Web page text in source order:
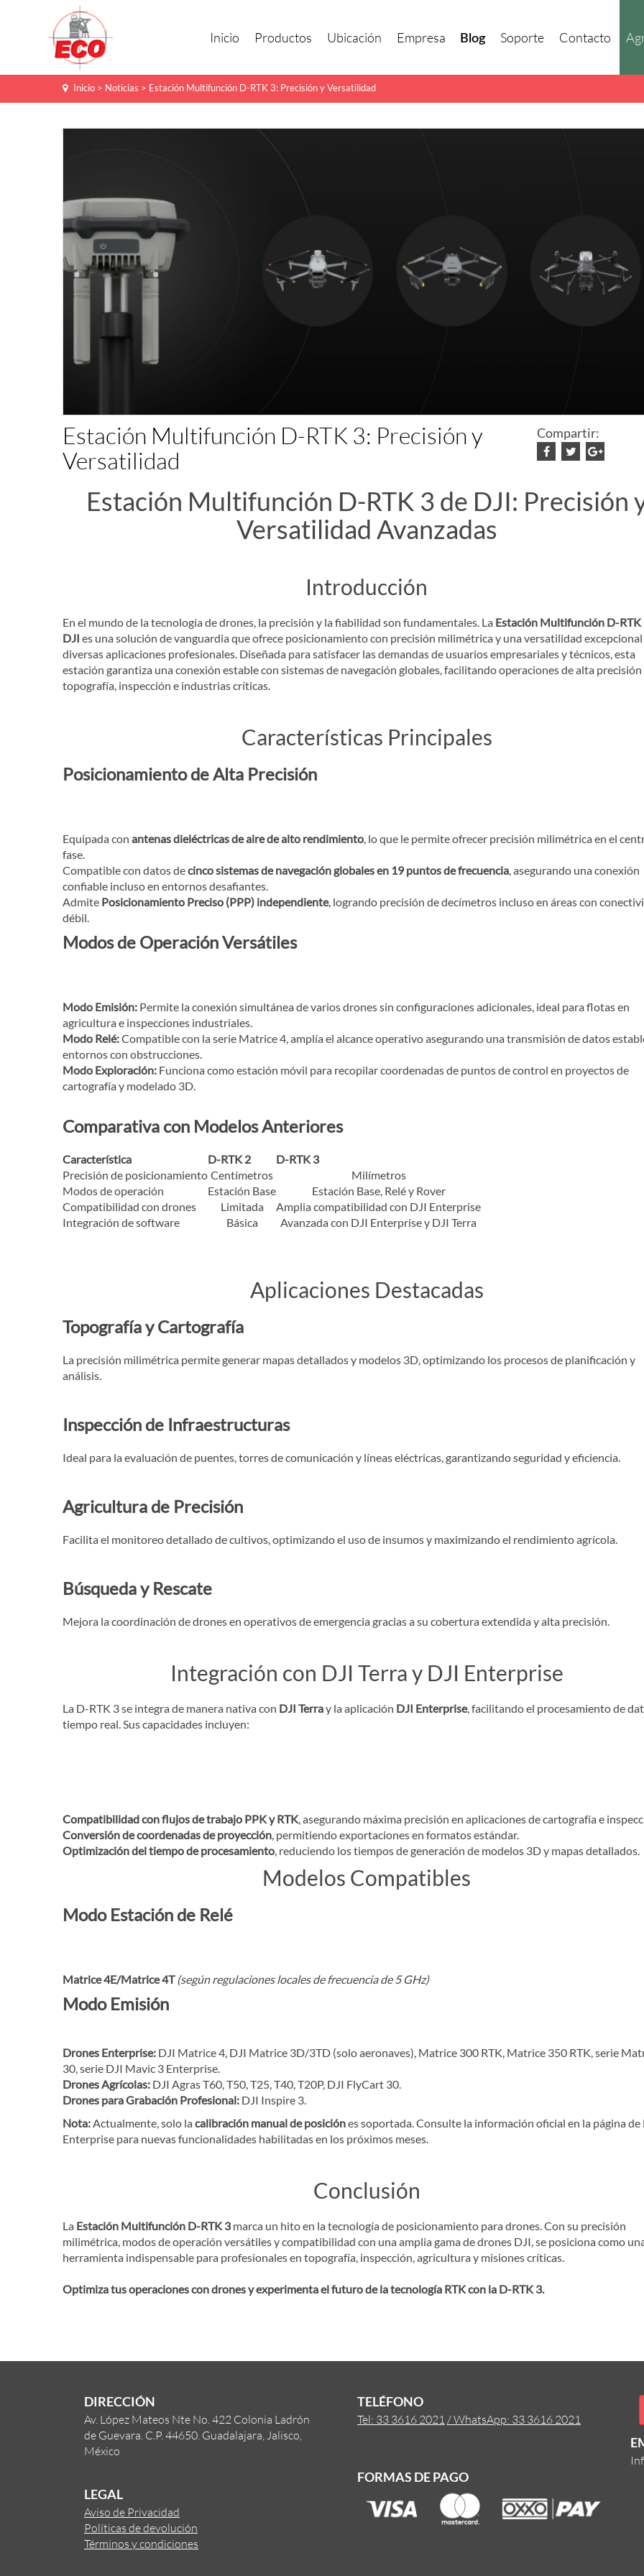
Inicio Productos Ubicación Empresa Blog Soporte Contacto
Inicio > Noticias > Estación Multifunción D-RTK 3: Precisión y Versatilidad
Estación Multifunción D-RTK 3: Precisión y
Versatilidad
Compartir:
Estación Multifunción D-RTK 3 de DJI: Precisión
Versatilidad Avanzadas
Introducción
En el mundo de la tecnología de drones, la precisión y la fiabilidad son fundamentales. La Estación Multifunción D-RTK
DJI es una solución de vanguardia que ofrece posicionamiento con precisión milimétrica y una versatilidad
diversas aplicaciones profesionales. Diseñada para satisfacer las demandas de usuarios empresariales y técnicos, esta
estación garantiza una conexión estable con sistemas de navegación globales, facilitando operaciones de alta precisión
topografía, inspección e industrias críticas.
Características Principales
Posicionamiento de Alta Precisión
Equipada con antenas dieléctricas de aire de alto rendimiento, lo que le permite ofrecer precisión milimétrica en el
fase.
Compatible con datos decinco sistemas de navegación globales en 19 puntos de frecuencia, asegurando una conexión
confiable incluso en entornos desafiantes.
Admite Posicionamiento Preciso (PPP) independiente, logrando precisión de decímetros incluso en áreas con
débil.
Modos de Operación Versátiles
Modo Emisión: Permite la conexión simultánea de varios drones sin configuraciones adicionales, ideal para flotas en
agricultura e inspecciones industriales.
Modo Relé:Compatible con la serie Matrice 4, amplía el alcance operativo asegurando una transmisión de datos
entornos con obstrucciones.
Modo Exploración: Funciona como estación móvil para recopilar coordenadas de puntos de control en proyectos de
cartografía y modelado 3D.
Comparativa con Modelos Anteriores
Característica D-RTK 2
D-RTK 3
Precisión de posicionamiento Centímetros
Milímetros
Modos de operación
Estación Base
Estación Base, Relé y Rover
Compatibilidad con drones
Limitada
Amplia compatibilidad con DJI Enterprise
Integración de software
Básica Avanzada con DJI Enterprise y DJI Terra
Aplicaciones Destacadas
Topografía y Cartografía
La precisión milimétrica permite generar mapas detallados y modelos 3D, optimizando los procesos de planificación y
análisis.
Inspección de Infraestructuras
Ideal para la evaluación de puentes, torres de comunicación y líneas eléctricas, garantizando seguridad y eficiencia.
Agricultura de Precisión
Facilita el monitoreo detallado de cultivos, optimizando el uso de insumos y maximizando el rendimiento agrícola.
Búsqueda y Rescate
Mejora la coordinación de drones en operativos de emergencia gracias a su cobertura extendida y alta precisión.
Integración con DJI Terra y DJI Enterprise
La D-RTK 3 se integra de manera nativa con DJI Terray la aplicación DJI Enterprise, facilitando el procesamiento de
tiempo real. Sus capacidades incluyen:
Compatibilidad con flujos de trabajo PPK y RTK, asegurando máxima precisión en aplicaciones de cartografía e
Conversión de coordenadas de proyección, permitiendo exportaciones en formatos estándar.
Optimización del tiempo de procesamiento, reduciendo los tiempos de generación de modelos 3D y mapas detallados.
Modelos Compatibles
Modo Estación de Relé
Matrice 4E/Matrice 4T (según regulaciones locales de frecuencia de 5 GHz)
Modo Emisión
Drones Enterprise: DJI Matrice 4, DJI Matrice 3D/3TD (solo aeronaves), Matrice 300 RTK, Matrice 350 RTK, serie
30, serie DJI Mavic 3 Enterprise.
Drones Agrícolas: DJI Agras T60, T50, T25, T40, T20P, DJI FlyCart 30.
Drones para Grabación Profesional: DJI Inspire 3.
Nota:Actualmente, solo la calibración manual de posiciónes soportada. Consulte la información oficial en la página de
Enterprise para nuevas funcionalidades habilitadas en los próximos meses.
Conclusión
La Estación Multifunción D-RTK 3marca un hito en la tecnología de posicionamiento para drones. Con su precisión
milimétrica, modos de operación versátiles y compatibilidad con una amplia gama de drones DJI, se posiciona como
herramienta indispensable para profesionales en topografía, inspección, agricultura y misiones críticas.
Optimiza tus operaciones con drones y experimenta el futuro de la tecnología RTK con la D-RTK 3.
DIRECCIÓN
Av. López Mateos Nte No. 422 Colonia Ladrón
de Guevara. C.P. 44650. Guadalajara, Jalisco,
México
LEGAL
Aviso de Privacidad
Políticas de devolución
Términos y condiciones
TELÉFONO
Tel: 33 3616 2021 / WhatsApp: 33 3616 2021
FORMAS DE PAGO